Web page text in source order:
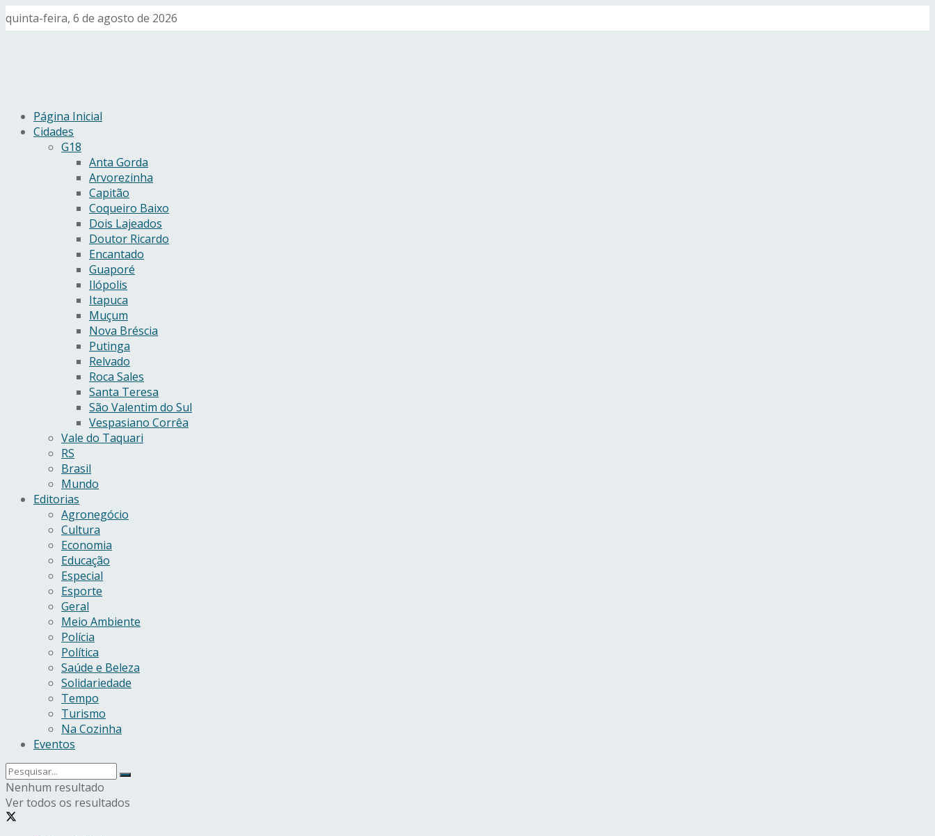
quinta-feira, 6 de agosto de 2026
Página Inicial
Cidades
G18
Anta Gorda
Arvorezinha
Capitão
Coqueiro Baixo
Dois Lajeados
Doutor Ricardo
Encantado
Guaporé
Ilópolis
Itapuca
Muçum
Nova Bréscia
Putinga
Relvado
Roca Sales
Santa Teresa
São Valentim do Sul
Vespasiano Corrêa
Vale do Taquari
RS
Brasil
Mundo
Editorias
Agronegócio
Cultura
Economia
Educação
Especial
Esporte
Geral
Meio Ambiente
Polícia
Política
Saúde e Beleza
Solidariedade
Tempo
Turismo
Na Cozinha
Eventos
Nenhum resultado
Ver todos os resultados